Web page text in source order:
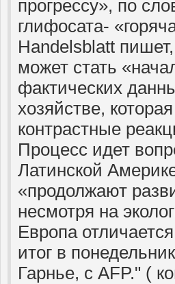
прогрессу», по
глифосата-
Handelsblatt
может стать
фактических
хозяйстве,
контрастные
Процесс идет
Латинской
«продолжают
несмотря на
Европа
итог в
Гарнье, с AFP." (